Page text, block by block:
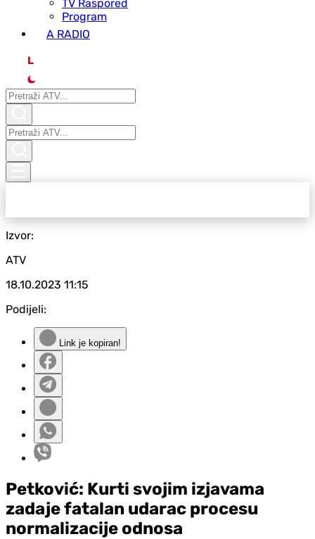
ТV Raspored
Program
A RADIO
L
Izvor:
ATV
18.10.2023 11:15
Podijeli:
Link je kopiran!
Petković: Kurti svojim izjavama
zadaje fatalan udarac procesu
normalizacije odnosa